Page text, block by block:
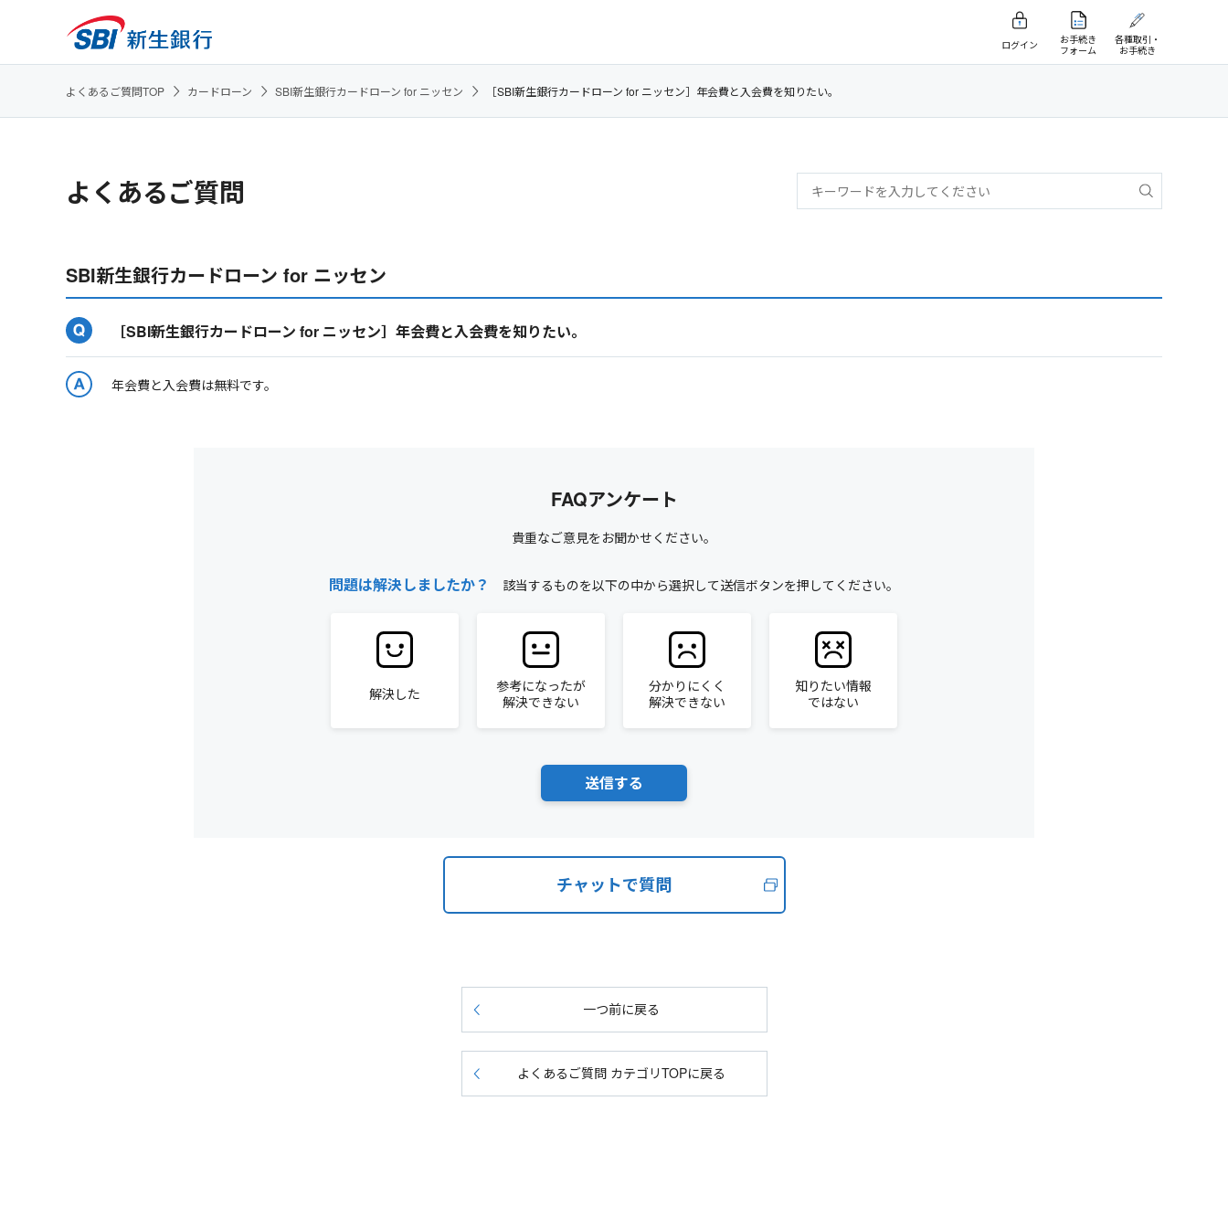
ログイン
お手続き
フォーム
各種取引・
お手続き
よくあるご質問TOP カードローン SBI新生銀行カードローン for ニッセン ［SBI新生銀行カードローン for ニッセン］年会費と入会費を知りたい。
よくあるご質問
SBI新生銀行カードローン for ニッセン
［SBI新生銀行カードローン for ニッセン］年会費と入会費を知りたい。
年会費と入会費は無料です。
FAQアンケート
貴重なご意見をお聞かせください。
問題は解決しましたか？ 該当するものを以下の中から選択して送信ボタンを押してください。
解決した
参考になったが
解決できない
分かりにくく
解決できない
知りたい情報
ではない
チャットで質問
一つ前に戻る
よくあるご質問 カテゴリTOPに戻る